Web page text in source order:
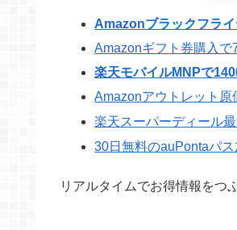
Amazonブラックフラ
Amazonギフト券購入で
楽天モバイルMNPで
Amazonアウトレット原
楽天スーパーディール最
30日無料のauPontaパス
リアルタイムでお得情報をつ